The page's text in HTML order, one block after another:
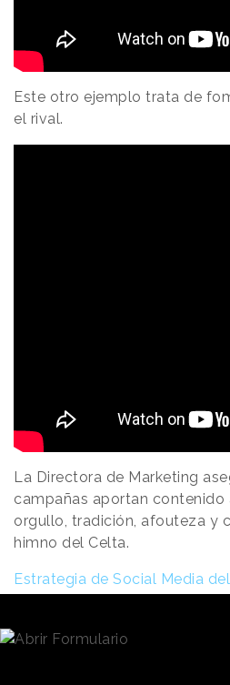
Este otro ejemplo trata de
el rival.
La Directora de Marketing
campañas aportan contenido
orgullo, tradición, afouteza y
himno del Celta.
Estrategia de Social Media
socialesson un importante